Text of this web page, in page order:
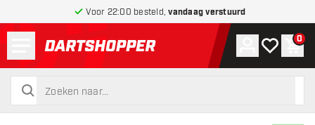
Voor 22:00 besteld,vandaag verstuurd
terug naar home pagina
zoeken
zoeken
Account
Mijn 0